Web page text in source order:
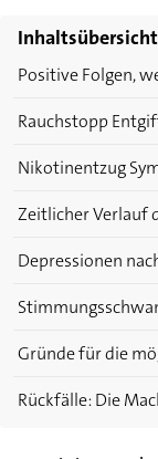
Inhaltsübersicht
Positive Folgen,
Rauchstopp
Nikotinentzug
Zeitlicher Verlauf
Depressionen
Gründe für die
Rückfälle: Die